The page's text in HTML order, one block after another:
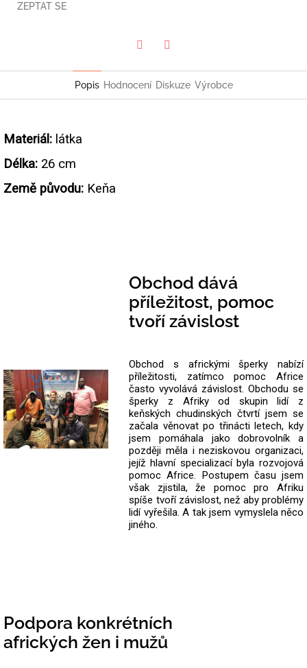
ZEPTAT SE
Popis Hodnocení Diskuze Výrobce
Materiál: látka
Délka: 26 cm
Země původu: Keňa
Obchod dává
příležitost, pomoc
tvoří závislost
Obchod s africkými šperky nabízí
příležitosti, zatímco pomoc Africe
často vyvolává závislost. Obchodu se
šperky z Afriky od skupin lidí z
keňských chudinských čtvrtí jsem se
začala věnovat po třinácti letech, kdy
jsem pomáhala jako dobrovolník a
později měla i neziskovou organizaci,
jejíž hlavní specializací byla rozvojová
pomoc Africe. Postupem času jsem
však zjistila, že pomoc pro Afriku
spíše tvoří závislost, než aby problémy
lidí vyřešila. A tak jsem vymyslela něco
jiného.
Podpora konkrétních
afrických žen i mužů